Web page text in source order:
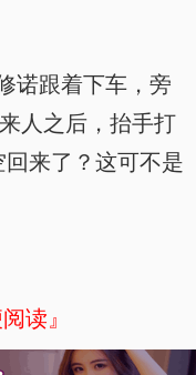
诺跟着下车，旁
人之后，抬手打
来了？这可不是
读』